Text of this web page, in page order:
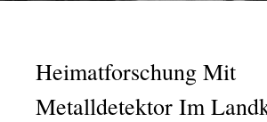
Heimatforschung Mit
Metalldetektor Im